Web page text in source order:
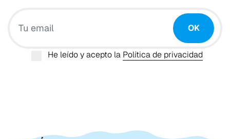
OK
He leído y acepto la Política de privacidad